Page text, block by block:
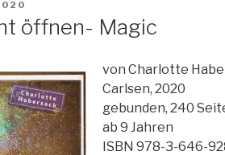
öffnen- Magic
von Charlotte
Carlsen, 2020
gebunden, 240
ab 9 Jahren
ISBN 978-3-646-